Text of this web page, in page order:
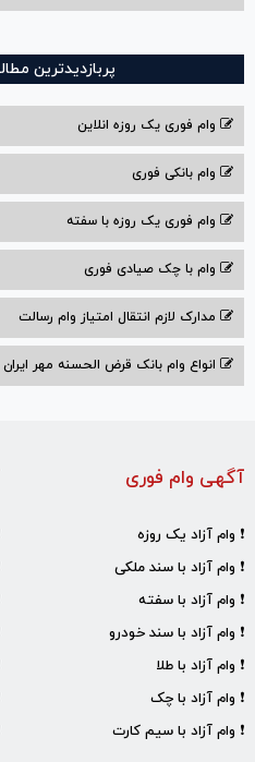
پربازدیدترین
وام فوری یک روزه انلاین
وام بانکی فوری
وام فوری یک روزه با سفته
وام با‌ چک صیادی‌ فوری
مدارک لازم انتقال امتیاز وام رسالت
انواع وام بانک قرض الحسنه مهر ایران ۱۴۰۴
آگهی وام فوری
❗ وام آزاد یک روزه
❗ وام آزاد با سند ملکی
❗ وام آزاد با سفته
❗ وام آزاد با سند خودرو
❗ وام آزاد با طلا
❗ وام آزاد با چک
❗ وام آزاد با سیم کارت